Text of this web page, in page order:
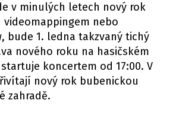
v minulých letech nový rok
nebo
bude 1. ledna takzvaný tichý
nového roku na hasičském
koncertem od 17:00. V
nový rok bubenickou
zahradě.